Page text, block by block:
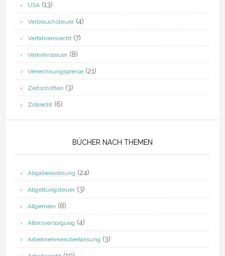
USA(13)
Verbrauchsteuer(4)
Verfahrensrecht(7)
Verkehrsteuer(8)
Verrechnungspreise(21)
Zeitschriften (3)
Zollrecht(6)
BÜCHER NACH THEMEN
Abgabenordnung (24)
Abgeltungsteuer(3)
Allgemein (8)
Altersversorgung (4)
Arbeitnehmerüberlassung (3)